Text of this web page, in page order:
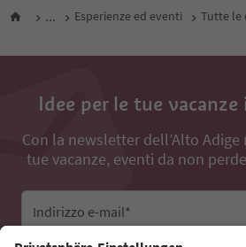
... Esperienze ed eventi Tutte le
Idee per le tue
Con la newsletter dell’Alto
tue vacanze, eventi da non
Indirizzo e-mail*